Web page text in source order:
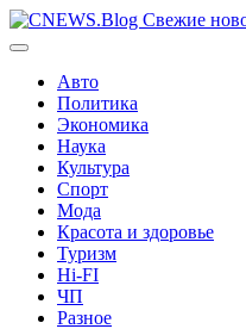
Перейти
к
Авто
Политика
Экономика
Наука
Культура
Спорт
Мода
Красота и здоровье
Туризм
Hi-FI
ЧП
Разное